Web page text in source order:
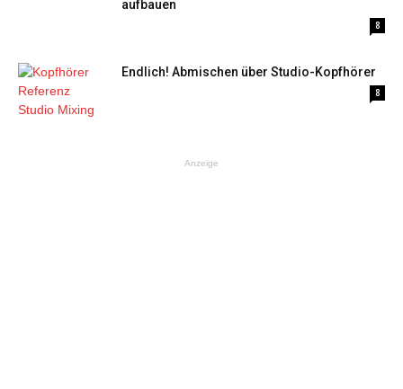
aufbauen
8
Endlich! Abmischen über Studio-Kopfhörer
8
Anzeige